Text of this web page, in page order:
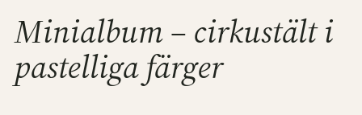
Minialbum – cirkustält i
pastelliga färger